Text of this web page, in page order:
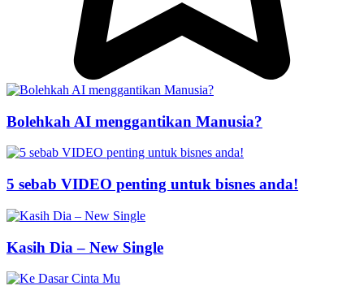
Bolehkah AI menggantikan Manusia?
5 sebab VIDEO penting untuk bisnes anda!
Kasih Dia – New Single